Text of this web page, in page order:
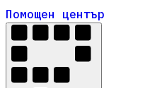
Помощен център
Помощен център